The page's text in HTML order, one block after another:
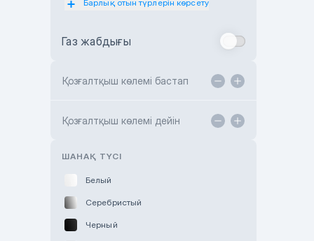
Toyota Astana
TANK Motors Karaganda
Барлық отын түрлерін көрсету
Газ жабдығы
Қозғалтқыш көлемі бастап
Қозғалтқыш көлемі дейін
ШАНАҚ ТҮСІ
Белый
Серебристый
Черный